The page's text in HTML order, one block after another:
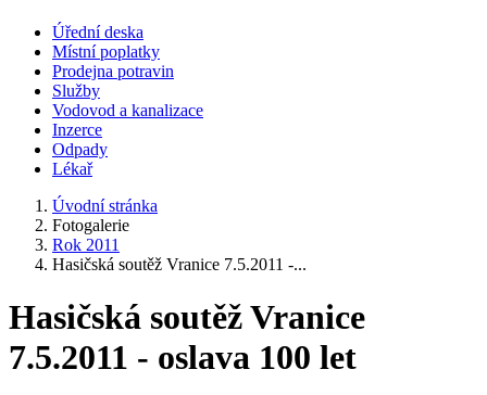
Úřední deska
Místní poplatky
Prodejna potravin
Služby
Vodovod a kanalizace
Inzerce
Odpady
Lékař
Úvodní stránka
Fotogalerie
Rok 2011
Hasičská soutěž Vranice 7.5.2011 -...
Hasičská soutěž Vranice
7.5.2011 - oslava 100 let